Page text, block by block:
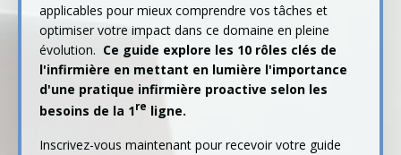
applicables pour mieux comprendre vos tâches et
optimiser votre impact dans ce domaine en pleine
évolution. Ce guide explore les 10 rôles clés de
l'infirmière en mettant en lumière l'importance
d'une pratique infirmière proactive selon les
besoins de la 1re ligne.
Inscrivez-vous maintenant pour recevoir votre guide